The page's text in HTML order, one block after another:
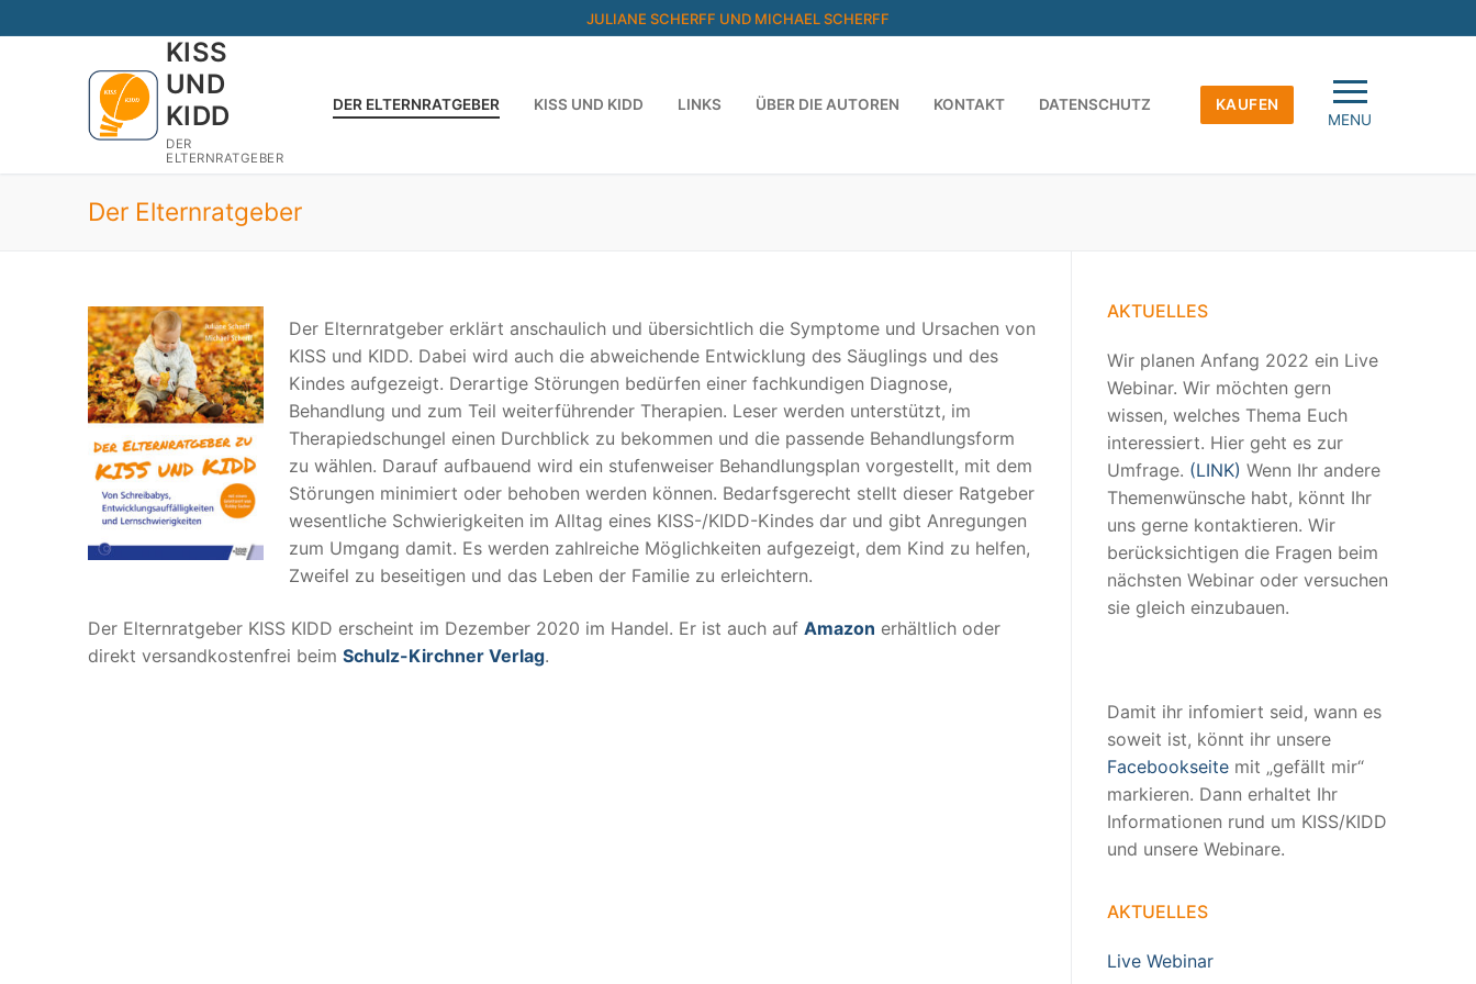
Inhalt
JULIANE SCHERFF UND MICHAEL SCHERFF
KISS
UND
KIDD
DER
ELTERNRATGEBER
DER ELTERNRATGEBER KISS UND KIDD LINKS ÜBER DIE AUTOREN KONTAKT DATENSCHUTZ
KAUFEN
MENU
Der Elternratgeber
Der Elternratgeber erklärt anschaulich und übersichtlich die Symptome und Ursachen von
KISS und KIDD. Dabei wird auch die abweichende Entwicklung des Säuglings und des
Kindes aufgezeigt. Derartige Störungen bedürfen einer fachkundigen Diagnose,
Behandlung und zum Teil weiterführender Therapien. Leser werden unterstützt, im
Therapiedschungel einen Durchblick zu bekommen und die passende Behandlungsform
zu wählen. Darauf aufbauend wird ein stufenweiser Behandlungsplan vorgestellt, mit dem
Störungen minimiert oder behoben werden können. Bedarfsgerecht stellt dieser Ratgeber
wesentliche Schwierigkeiten im Alltag eines KISS-/KIDD-Kindes dar und gibt Anregungen
zum Umgang damit. Es werden zahlreiche Möglichkeiten aufgezeigt, dem Kind zu helfen,
Zweifel zu beseitigen und das Leben der Familie zu erleichtern.
Der Elternratgeber KISS KIDD erscheint im Dezember 2020 im Handel. Er ist auch auf Amazon erhältlich oder
direkt versandkostenfrei beim Schulz-Kirchner Verlag.
AKTUELLES
Wir planen Anfang 2022 ein Live
Webinar. Wir möchten gern
wissen, welches Thema Euch
interessiert. Hier geht es zur
Umfrage. (LINK) Wenn Ihr andere
Themenwünsche habt, könnt Ihr
uns gerne kontaktieren. Wir
berücksichtigen die Fragen beim
nächsten Webinar oder versuchen
sie gleich einzubauen.
Damit ihr infomiert seid, wann es
soweit ist, könnt ihr unsere
Facebookseite mit „gefällt mir“
markieren. Dann erhaltet Ihr
Informationen rund um KISS/KIDD
und unsere Webinare.
AKTUELLES
Live Webinar